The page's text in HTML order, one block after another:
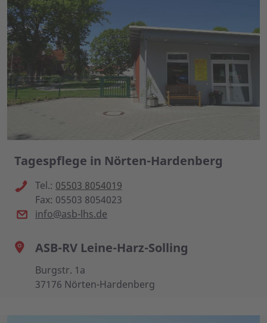
Tagespflege in Nörten-Hardenberg
Tel.: 05503 8054019
Fax: 05503 8054023
info@asb-lhs.de
ASB-RV Leine-Harz-Solling
Burgstr. 1a
37176 Nörten-Hardenberg